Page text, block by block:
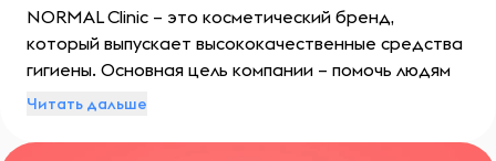
NORMAL Clinic – это косметический бренд,
который выпускает высококачественные средства
гигиены. Основная цель компании – помочь людям
обрести красивую кожу, поддерживать ее
Читать дальше